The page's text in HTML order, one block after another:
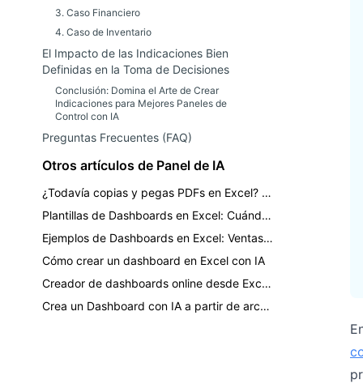
3. Caso Financiero
4. Caso de Inventario
El Impacto de las Indicaciones Bien
Definidas en la Toma de Decisiones
Conclusión: Domina el Arte de Crear
Indicaciones para Mejores Paneles de
Control con IA
Preguntas Frecuentes (FAQ)
Otros artículos de Panel de IA
¿Todavía copias y pegas PDFs en Excel? Convierte informes en paneles
Plantillas de Dashboards en Excel: Cuándo usar una plantilla vs. IA
Ejemplos de Dashboards en Excel: Ventas, Finanzas, Inventario y Reportes de KPI
Cómo crear un dashboard en Excel con IA
Creador de dashboards online desde Excel: Un flujo de trabajo práctico con IA
Crea un Dashboard con IA a partir de archivos Excel, CSV y PDF